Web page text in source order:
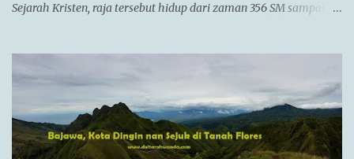
Sejarah Kristen, raja tersebut hidup dari zaman 356 SM sampai
setiap pertempuran. Di zamannya, dia sudah menguasai
kebanyakan daerah yang sudah dikenal. Ayahnya adalah Philip II
yang menyatukan kebanyakan kota2 di dataran utama Yunani
dalam kepemerintahan Macedonian dalam sebuah Negara